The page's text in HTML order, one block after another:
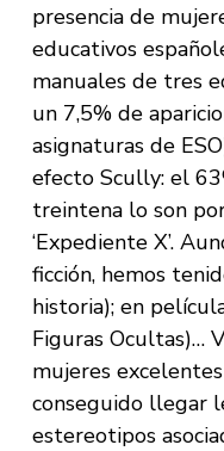
presencia de
educativos
manuales de tres
un 7,5% de
asignaturas de
efecto Scully: el
treintena lo son
‘Expediente X’.
ficción, hemos
historia); en
Figuras Ocultas)…
mujeres
conseguido llegar
estereotipos